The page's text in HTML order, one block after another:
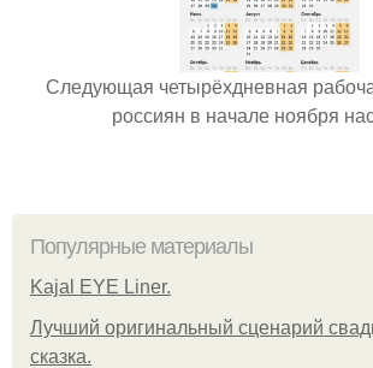
Следующая четырёхдневная
россиян в начале ноября
Популярные материалы
Kajal EYE Liner.
Лучший оригинальный сценарий
сказка.